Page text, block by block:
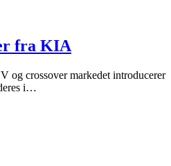
fra KIA
og crossover markedet introducerer
i…